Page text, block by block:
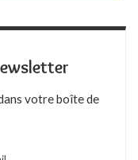
votre boîte de